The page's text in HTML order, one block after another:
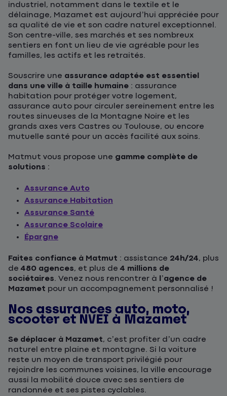
industriel, notamment dans le textile et le
délainage, Mazamet est aujourd’hui appréciée pour
sa qualité de vie et son cadre naturel exceptionnel.
Son centre-ville, ses marchés et ses nombreux
sentiers en font un lieu de vie agréable pour les
familles, les actifs et les retraités.
Souscrire une assurance adaptée est essentiel
dans une ville à taille humaine : assurance
habitation pour protéger votre logement,
assurance auto pour circuler sereinement entre les
routes sinueuses de la Montagne Noire et les
grands axes vers Castres ou Toulouse, ou encore
mutuelle santé pour un accès facilité aux soins.
Matmut vous propose une gamme complète de
solutions :
Assurance Auto
Assurance Habitation
Assurance Santé
Assurance Scolaire
Épargne
Faites confiance à Matmut : assistance 24h/24, plus
de 480 agences, et plus de 4 millions de
sociétaires. Venez nous rencontrer à l’agence de
Mazamet pour un accompagnement personnalisé !
Nos assurances auto, moto,
scooter et NVEI à Mazamet
Se déplacer à Mazamet, c’est profiter d’un cadre
naturel entre plaine et montagne. Si la voiture
reste un moyen de transport privilégié pour
rejoindre les communes voisines, la ville encourage
aussi la mobilité douce avec ses sentiers de
randonnée et ses pistes cyclables.